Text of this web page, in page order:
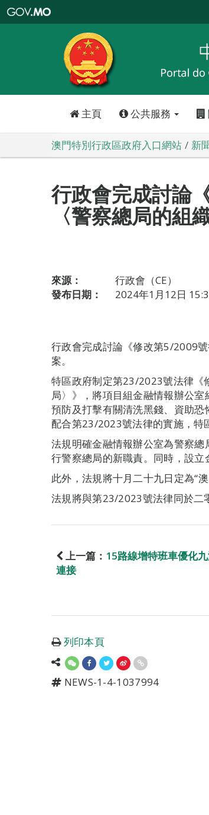
特
政
區
政
口
主頁 公共服務
澳門特別行政區政府入口網站 新
行政會完成討論
〈警察總局的組
來源：
行政會（CE）
發布日期：
2024年1月12日
行政會完成討論《修改第5/2009
案。
特區政府制定第23/2023號法律
局〉》，將項目組金融情報辦公
預防及打擊有關清洗黑錢、資助
配合第23/2023號法律的實施，特
法規明確金融情報辦公室為警察
行警察總局的新職責。同時，設立
此外，法規將十月二十九日定為“
法規將與第23/2023號法律同於二
上一篇： 15路線增特班車優化
連接
列印本頁
NEWS-1-4-1037994